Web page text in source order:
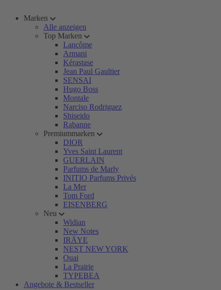
Marken
Alle anzeigen
Top Marken
Lancôme
Armani
Kérastase
Jean Paul Gaultier
SENSAI
Hugo Boss
Montale
Narciso Rodriguez
Shiseido
Rabanne
Premiummarken
DIOR
Yves Saint Laurent
GUERLAIN
Parfums de Marly
INITIO Parfums Privés
La Mer
Tom Ford
EISENBERG
Neu
Widian
New Notes
IRÄYE
NEST NEW YORK
Ouai
La Prairie
TYPEBEA
Angebote & Bestseller